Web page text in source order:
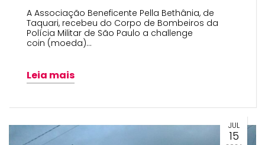
A Associação Beneficente Pella Bethânia, de
Taquari, recebeu do Corpo de Bombeiros da
Polícia Militar de São Paulo a challenge
coin (moeda)…
Leia mais
JUL
15